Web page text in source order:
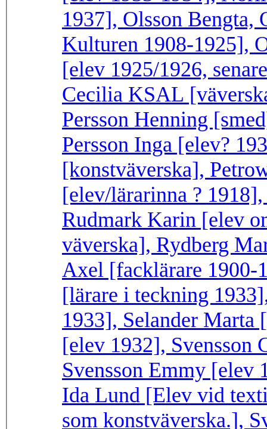
1937], Olsson Bengta,
Kulturen 1908-1925],
[elev 1925/1926,
Cecilia KSAL
Persson Henning
Persson Inga [elev?
[konstväverska],
[elev/lärarinna ?
Rudmark Karin [elev
väverska], Rydberg
Axel [facklärare 1900-
[lärare i teckning
1933], Selander
[elev 1932], Svensson
Svensson Emmy [elev
Ida Lund [Elev vid
som konstväverska.],